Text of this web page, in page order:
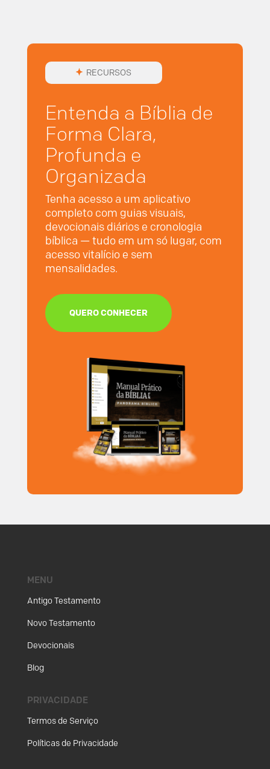
RECURSOS
Entenda a Bíblia de
Forma Clara,
Profunda e
Organizada
Tenha acesso a um aplicativo
completo com guias visuais,
devocionais diários e cronologia
bíblica — tudo em um só lugar, com
acesso vitalício e sem
mensalidades.
QUERO CONHECER
MENU
Antigo Testamento
Novo Testamento
Devocionais
Blog
PRIVACIDADE
Termos de Serviço
Políticas de Privacidade